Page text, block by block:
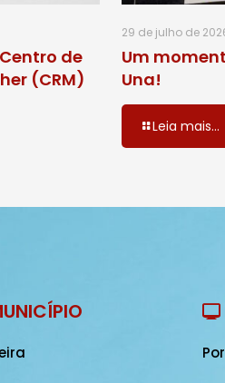
de
(CRM)
29 de julho de
Um
Una!
Leia mais...